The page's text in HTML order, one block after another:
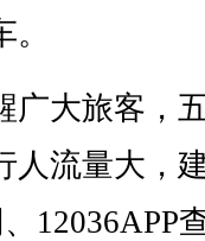
大旅客，
人流量大，
12036APP